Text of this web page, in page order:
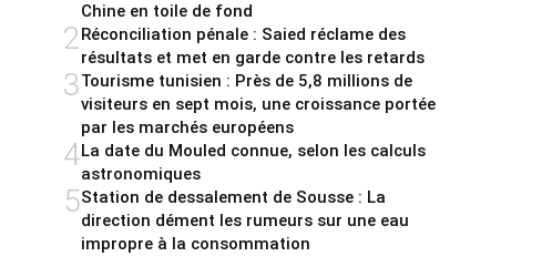
Chine en toile de fond
2Réconciliation pénale : Saied réclame des
résultats et met en garde contre les retards
3Tourisme tunisien : Près de 5,8 millions de
visiteurs en sept mois, une croissance portée
par les marchés européens
4La date du Mouled connue, selon les calculs
astronomiques
5Station de dessalement de Sousse : La
direction dément les rumeurs sur une eau
impropre à la consommation